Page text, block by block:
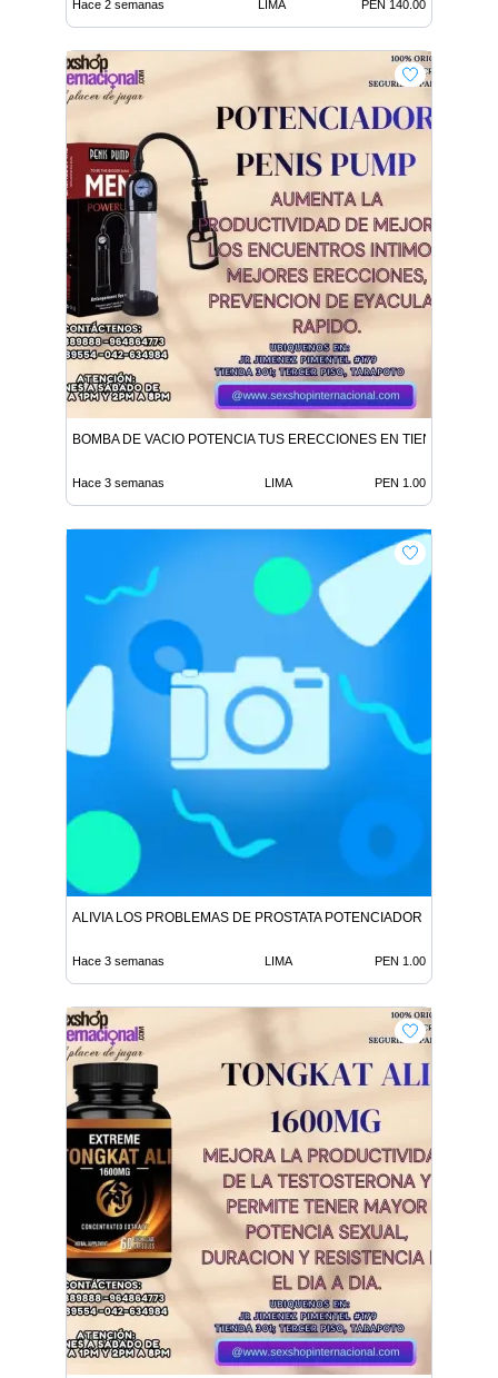
Hace 2 semanas LIMA PEN 140.00
BOMBA DE VACIO POTENCIA TUS ERECCIONES EN TIENDAS
Hace 3 semanas LIMA PEN 1.00
ALIVIA LOS PROBLEMAS DE PROSTATA POTENCIADOR SEXUAL
Hace 3 semanas LIMA PEN 1.00